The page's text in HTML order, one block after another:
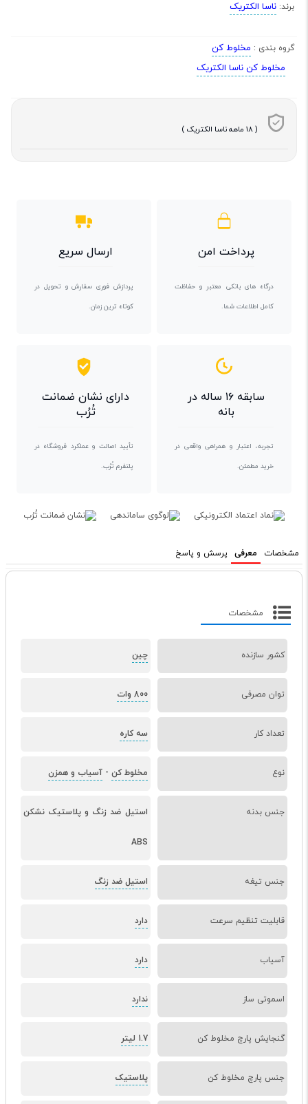
برند: ناسا الکتریک
گروه بندی : مخلوط کن
مخلوط کن ناسا الکتریک
( 18 ماهه ناسا الکتریک )
پرداخت امن
درگاه های بانکی معتبر و حفاظت
کامل اطلاعات شما.
ارسال سریع
پردازش فوری سفارش و تحویل در
کوتاه ترین زمان.
سابقه ۱۶ ساله در
بانه
تجربه، اعتبار و همراهی واقعی در
خرید مطمئن.
دارای نشان ضمانت
تُرُب
تأیید اصالت و عملکرد فروشگاه در
پلتفرم تُرُب.
مشخصات معرفی پرسش و پاسخ
مشخصات
کشور سازنده چین
توان مصرفی 800 وات
تعداد کار سه کاره
نوع مخلوط کن - آسیاب و همزن
جنس بدنه استیل ضد زنگ و پلاستیک نشکن
ABS
جنس تیغه استیل ضد زنگ
قابلیت تنظیم سرعت دارد
آسیاب دارد
اسموتی ساز ندارد
گنجایش پارچ مخلوط کن 1.7 لیتر
جنس پارچ مخلوط کن پلاستیک